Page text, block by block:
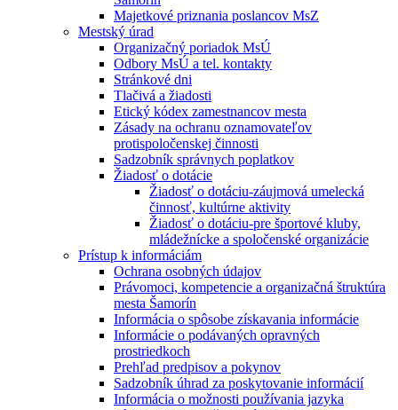
Majetkové priznania poslancov MsZ
Mestský úrad
Organizačný poriadok MsÚ
Odbory MsÚ a tel. kontakty
Stránkové dni
Tlačivá a žiadosti
Etický kódex zamestnancov mesta
Zásady na ochranu oznamovateľov
protispoločenskej činnosti
Sadzobník správnych poplatkov
Žiadosť o dotácie
Žiadosť o dotáciu-záujmová umelecká
činnosť, kultúrne aktivity
Žiadosť o dotáciu-pre športové kluby,
mládežnícke a spoločenské organizácie
Prístup k informáciám
Ochrana osobných údajov
Právomoci, kompetencie a organizačná štruktúra
mesta Šamorín
Informácia o spôsobe získavania informácie
Informácie o podávaných opravných
prostriedkoch
Prehľad predpisov a pokynov
Sadzobník úhrad za poskytovanie informácií
Informácia o možnosti používania jazyka